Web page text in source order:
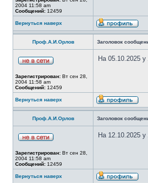
2004 11:58 am
Сообщений: 12459
Вернуться наверх
Проф.А.И.Орлов Заголовок
Зарегистрирован: Вт сен 28,
2004 11:58 am
Сообщений: 12459
На 05.10.2025
Вернуться наверх
Проф.А.И.Орлов Заголовок
Зарегистрирован: Вт сен 28,
2004 11:58 am
Сообщений: 12459
На 12.10.2025
Вернуться наверх